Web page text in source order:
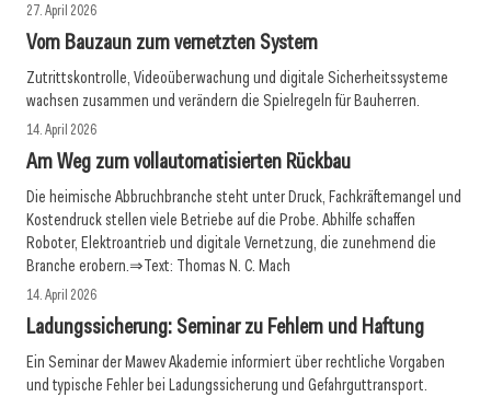
27. April 2026
Vom Bauzaun zum vernetzten System
Zutrittskontrolle, Videoüberwachung und digitale Sicherheitssysteme
wachsen zusammen und verändern die Spielregeln für Bauherren.
14. April 2026
Am Weg zum vollautomatisierten Rückbau
Die heimische Abbruchbranche steht unter Druck, Fachkräftemangel und
Kostendruck stellen viele Betriebe auf die Probe. Abhilfe schaffen
Roboter, Elektroantrieb und digitale Vernetzung, die zunehmend die
Branche erobern.⇒Text: Thomas N. C. Mach
14. April 2026
Ladungssicherung: Seminar zu Fehlern und Haftung
Ein Seminar der Mawev Akademie informiert über rechtliche Vorgaben
und typische Fehler bei Ladungssicherung und Gefahrguttransport.